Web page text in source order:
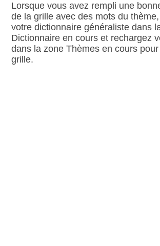
Lorsque vous avez rempli une
de la grille avec des mots du
votre dictionnaire généraliste dans
Dictionnaire en cours et rechargez
dans la zone Thèmes en cours
grille.